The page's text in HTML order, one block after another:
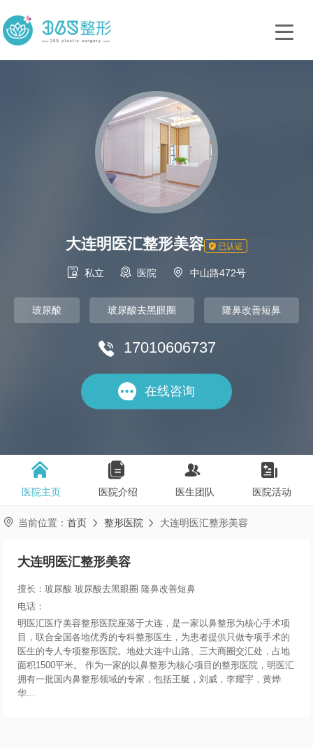
大连明医汇整形美容  已认证
 私立  医院  中山路472号
玻尿酸 玻尿酸去黑眼圈 隆鼻改善短鼻
 17010606737
 在线咨询

医院主页

医院介绍

医生团队

医院活动
 当前位置：首页  整形医院  大连明医汇整形美容
大连明医汇整形美容
擅长：玻尿酸 玻尿酸去黑眼圈 隆鼻改善短鼻
电话：
明医汇医疗美容整形医院座落于大连，是一家以鼻整形为核心手术项
目，联合全国各地优秀的专科整形医生，为患者提供只做专项手术的
医生的专人专项整形医院。地处大连中山路、三大商圈交汇处，占地
面积1500平米。 作为一家的以鼻整形为核心项目的整形医院，明医汇
拥有一批国内鼻整形领域的专家，包括王艇，刘威，李耀宇，黄烨
华...